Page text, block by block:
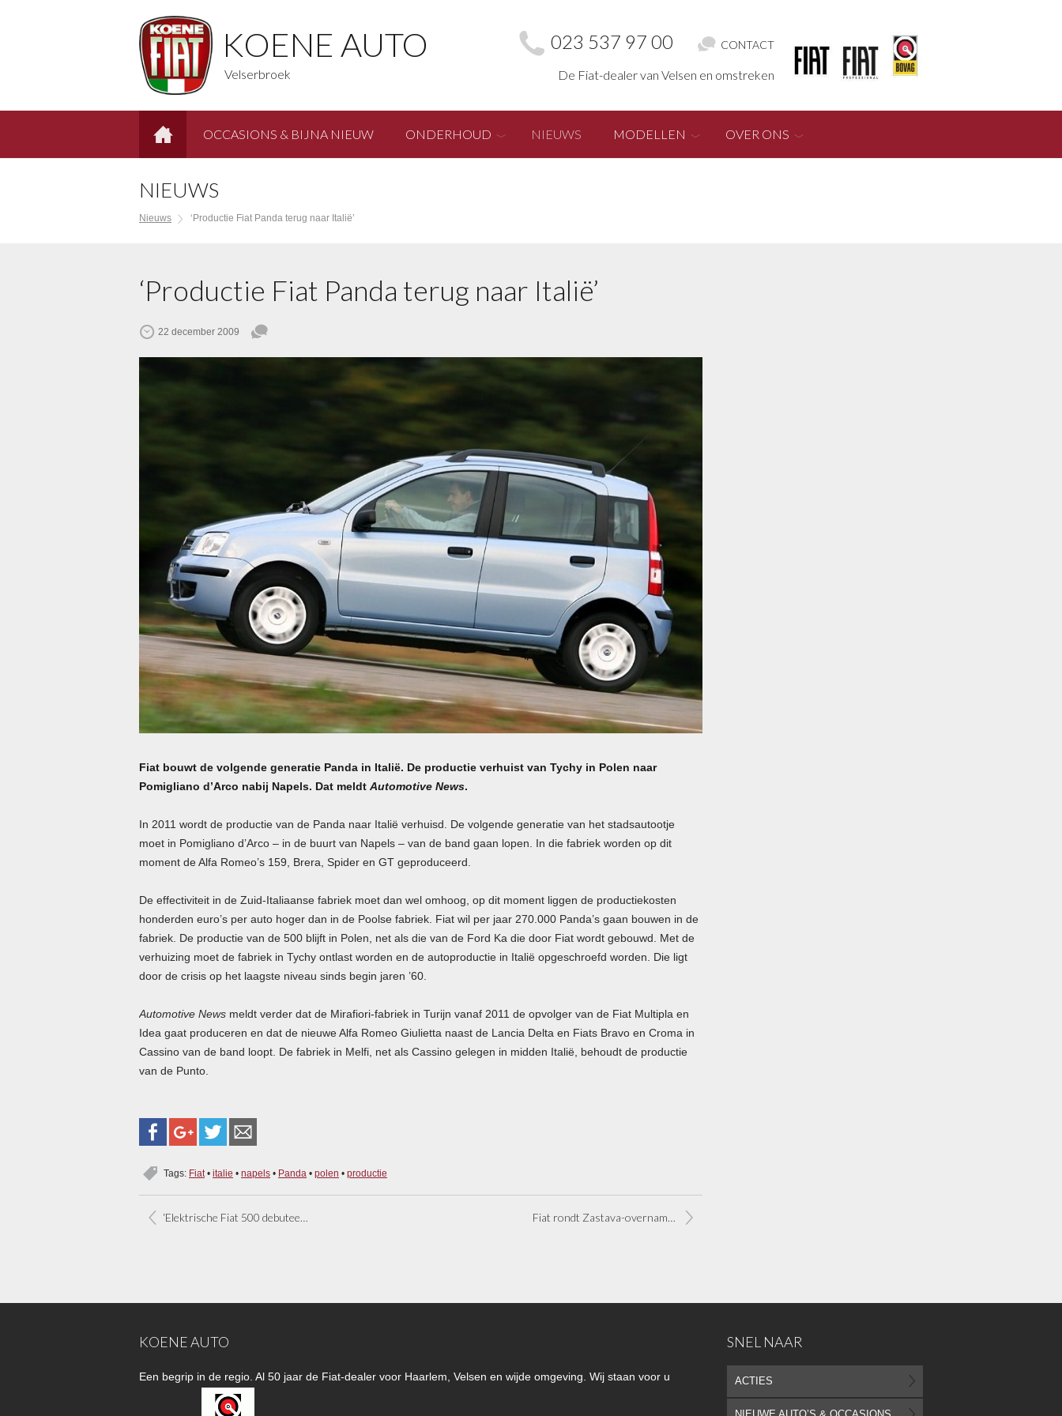
KOENE AUTO
Velserbroek
023 537 97 00 CONTACT
De Fiat-dealer van Velsen en omstreken
OCCASIONS & BIJNA NIEUW ONDERHOUD NIEUWS MODELLEN OVER ONS
NIEUWS
Nieuws ‘Productie Fiat Panda terug naar Italië’
‘Productie Fiat Panda terug naar Italië’
22 december 2009
Fiat bouwt de volgende generatie Panda in Italië. De productie verhuist van Tychy in Polen naar
Pomigliano d’Arco nabij Napels. Dat meldt Automotive News.
In 2011 wordt de productie van de Panda naar Italië verhuisd. De volgende generatie van het stadsautootje
moet in Pomigliano d’Arco – in de buurt van Napels – van de band gaan lopen. In die fabriek worden op dit
moment de Alfa Romeo’s 159, Brera, Spider en GT geproduceerd.
De effectiviteit in de Zuid-Italiaanse fabriek moet dan wel omhoog, op dit moment liggen de productiekosten
honderden euro’s per auto hoger dan in de Poolse fabriek. Fiat wil per jaar 270.000 Panda’s gaan bouwen in de
fabriek. De productie van de 500 blijft in Polen, net als die van de Ford Ka die door Fiat wordt gebouwd. Met de
verhuizing moet de fabriek in Tychy ontlast worden en de autoproductie in Italië opgeschroefd worden. Die ligt
door de crisis op het laagste niveau sinds begin jaren ’60.
Automotive News meldt verder dat de Mirafiori-fabriek in Turijn vanaf 2011 de opvolger van de Fiat Multipla en
Idea gaat produceren en dat de nieuwe Alfa Romeo Giulietta naast de Lancia Delta en Fiats Bravo en Croma in
Cassino van de band loopt. De fabriek in Melfi, net als Cassino gelegen in midden Italië, behoudt de productie
van de Punto.
Tags: Fiat • italie • napels • Panda • polen • productie
‘Elektrische Fiat 500 debuteert in Detroit’ Fiat rondt Zastava-overname af
KOENE AUTO
Een begrip in de regio. Al 50 jaar de Fiat-dealer voor Haarlem, Velsen en wijde omgeving. Wij staan voor u
SNEL NAAR
ACTIES